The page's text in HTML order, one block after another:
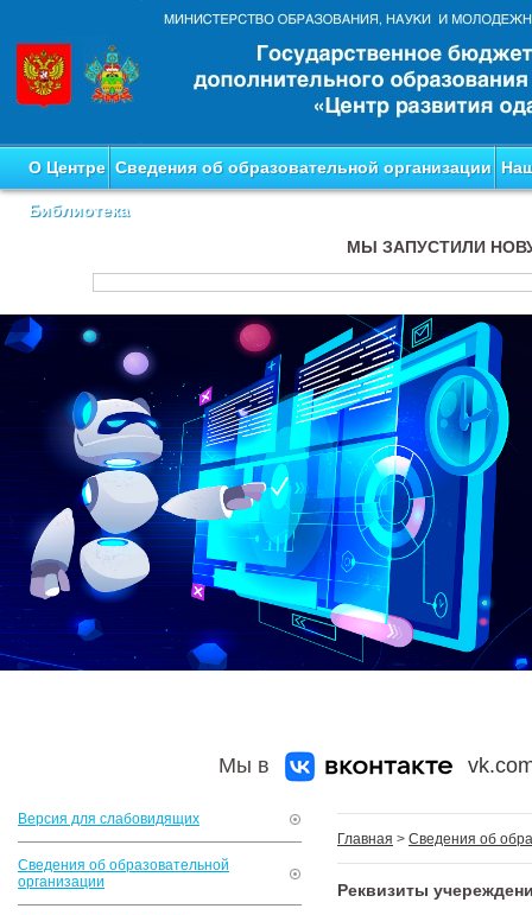
О Центре Сведения об образовательной организации
Библиотека
МЫ ЗАПУСТИЛИ
Мы в
Версия для слабовидящих
Сведения об образовательной
организации
Главная > Сведения об
Реквизиты